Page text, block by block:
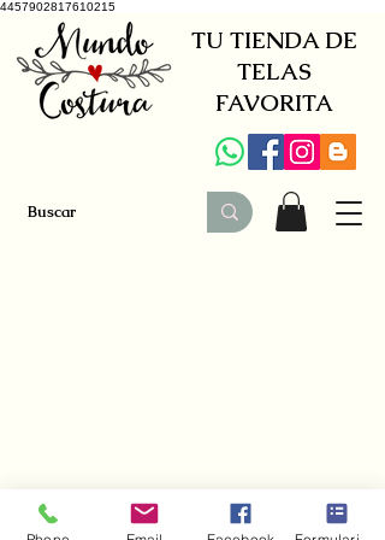
4457902817610215
TU TIENDA DE
TELAS
FAVORITA
+34 941579600 +34 650030142